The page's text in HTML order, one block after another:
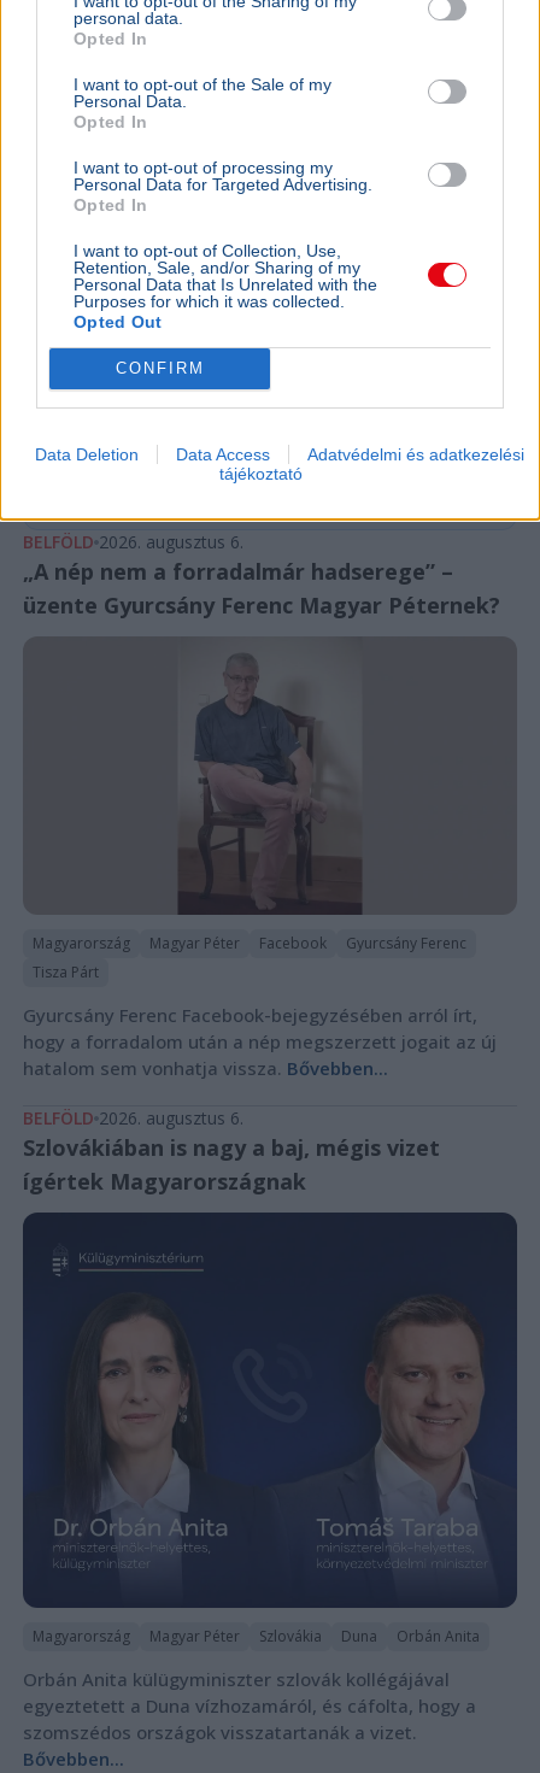
personal data.
Opted In
I want to opt-out of the Sale of my
Personal Data.
Opted In
I want to opt-out of processing my
Personal Data for Targeted Advertising.
Opted In
I want to opt-out of Collection, Use,
Retention, Sale, and/or Sharing of my
Personal Data that Is Unrelated with the
Purposes for which it was collected.
Opted Out
CONFIRM
Data Deletion Data Access
Adatvédelmi és adatkezelési
tájékoztató
cseréjére kellene költeni
kritikus állapotban van, a csőtörések száma
pedig exponenciálisan nő. Kovács Károly szerint a
rezsicsökk...
BELFÖLD 2026. augusztus 6.
Orbán Gáspár hatszor repült honvédségi
gépen Csádba és Nigerbe
Orbán Viktor Gulyás Gergely Csád
Honvédelem
Pálinkás Szilveszter
A Magyar Honvédség válasza szerint Orbán Gáspár
hatszor utazott katonai gépen Csádba és Nigerbe a
titkolt afrikai misszió előkészítése idején.Bővebben...
BELFÖLD 2026. augusztus 6.
„A nép nem a forradalmár hadserege” –
üzente Gyurcsány Ferenc Magyar Péternek?
Magyarország Magyar Péter Facebook
Gyurcsány Ferenc
Tisza Párt
Gyurcsány Ferenc Facebook-bejegyzésében arról írt,
hogy a forradalom után a nép megszerzett jogait az új
hatalom sem vonhatja vissza. Bővebben...
BELFÖLD 2026. augusztus 6.
Szlovákiában is nagy a baj, mégis vizet
ígértek Magyarországnak
Magyarország Magyar Péter Szlovákia Duna Orbán Anita
Orbán Anita külügyminiszter szlovák kollégájával
egyeztetett a Duna vízhozamáról, és cáfolta, hogy a
szomszédos országok visszatartanák a vizet.
Bővebben...